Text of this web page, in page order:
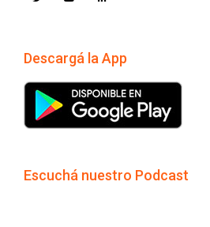
Descargá la App
Escuchá nuestro Podcast